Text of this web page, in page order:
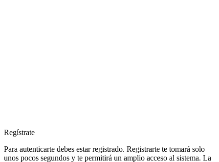
Regístrate
Para autenticarte debes estar registrado. Registrarte te tomará solo
unos pocos segundos y te permitirá un amplio acceso al sistema. La